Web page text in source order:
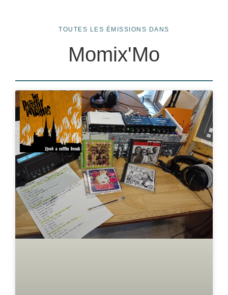
TOUTES LES ÉMISSIONS DANS
Momix'Mo